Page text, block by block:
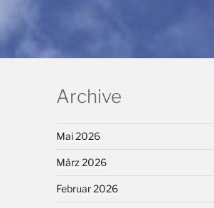
Archive
Mai 2026
März 2026
Februar 2026